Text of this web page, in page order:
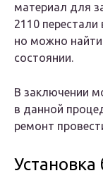
материал для
2110
но можно
состоянии.
В заключении
в данной
ремонт
Установка